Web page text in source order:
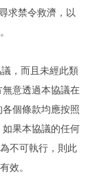
求禁令救濟，以
，而且未經此類
意透過本協議在
個條款均應按照
果本協議的任何
不可執行，則此
效。